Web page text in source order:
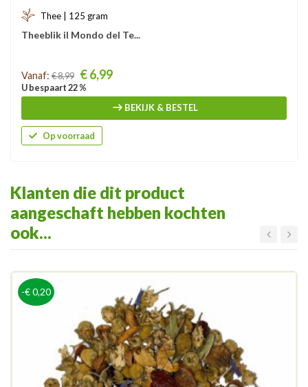
Thee | 125 gram
Theeblik il Mondo del Te...
Prijs
Vanaf: € 8,99 € 6,99
U bespaart 22 %
BEKIJK & BESTEL
Op voorraad
Klanten die dit product
aangeschaft hebben kochten
ook...
-€ 0,20